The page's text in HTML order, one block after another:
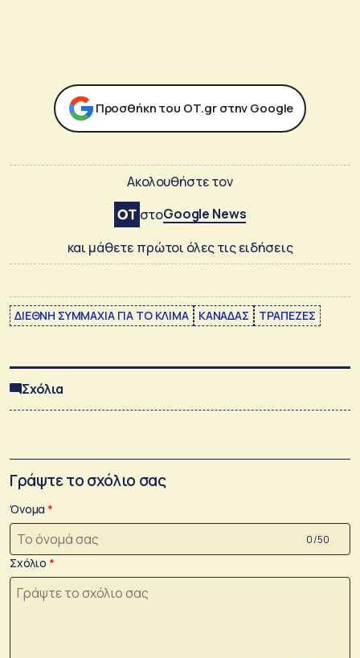
Προσθήκη του ΟΤ.gr στην Google
Ακολουθήστε τον
στοGoogle News
και μάθετε πρώτοι όλες τις ειδήσεις
ΔΙΕΘΝΗ ΣΥΜΜΑΧΙΑ ΓΙΑ ΤΟ ΚΛΙΜΑ ΚΑΝΑΔΑΣ ΤΡΑΠΕΖΕΣ
Σχόλια
Γράψτε το σχόλιο σας
Όνομα
0 /50
Σχόλιο